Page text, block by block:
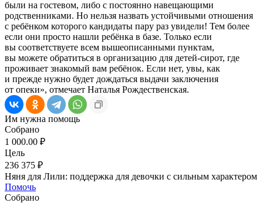
были на гостевом, либо с постоянно навещающими
родственниками. Но нельзя назвать устойчивыми отношения
с ребёнком которого кандидаты пару раз увидели! Тем более
если они просто нашли ребёнка в базе. Только если
вы соответствуете всем вышеописанными пунктам,
вы можете обратиться в организацию для детей-сирот, где
проживает знакомый вам ребёнок. Если нет, увы, как
и прежде нужно будет дождаться выдачи заключения
от опеки», отмечает Наталья Рождественская.
Им нужна помощь
Собрано
1 000.00 ₽
Цель
236 375 ₽
Няня для Лили: поддержка для девочки с сильным характером
Помочь
Собрано